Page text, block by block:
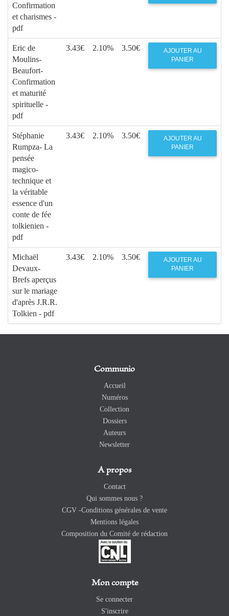
Confirmation
et charismes -
pdf
Eric de
Moulins-
Beaufort-
Confirmation
et maturité
spirituelle -
pdf
3.43€ 2.10% 3.50€
AJOUTER AU
PANIER
Stéphanie
Rumpza- La
pensée
magico-
technique et
la véritable
essence d'un
conte de fée
tolkienien -
pdf
3.43€ 2.10% 3.50€
AJOUTER AU
PANIER
Michaël
Devaux-
Brefs aperçus
sur le mariage
d'après J.R.R.
Tolkien - pdf
3.43€ 2.10% 3.50€
AJOUTER AU
PANIER
Communio
Accueil
Numéros
Collection
Dossiers
Auteurs
Newsletter
A propos
Contact
Qui sommes nous ?
CGV -Conditions générales de vente
Mentions légales
Composition du Comité de rédaction
Mon compte
Se connecter
S'inscrire